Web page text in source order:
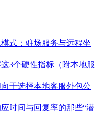
式：驻场服务与远程坐
3个硬性指标（附本地服
于选择本地客服外包公
时间与回复率的那些“潜